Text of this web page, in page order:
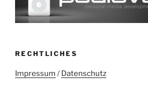
RECHTLICHES
Impressum / Datenschutz